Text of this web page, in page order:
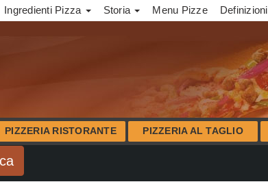
Ingredienti Pizza Storia Menu Pizze Definizioni
PIZZERIA RISTORANTE PIZZERIA AL TAGLIO